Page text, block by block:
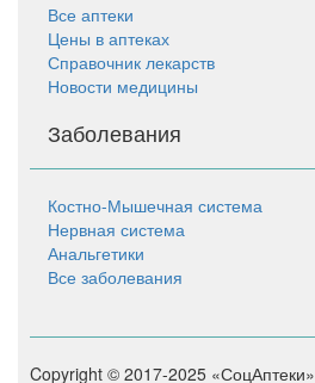
Все аптеки
Цены в аптеках
Справочник лекарств
Новости медицины
Заболевания
Костно-Мышечная система
Нервная система
Анальгетики
Все заболевания
Copyright © 2017-2025 «СоцАптеки»